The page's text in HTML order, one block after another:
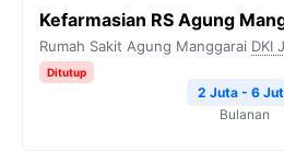
Kefarmasian RS Agung
Rumah Sakit Agung Manggarai DKI
Ditutup
2 Juta - 6
Bulanan